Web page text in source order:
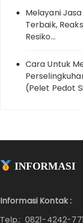
Melayani
Terbaik,
Resiko…
Cara Untuk
(Pelet Pedot
INFORMASI
Informasi Kontak :
Telp.: 0821-4242-